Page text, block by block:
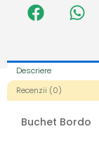
Descriere
Recenzii (0)
Buchet Bordo